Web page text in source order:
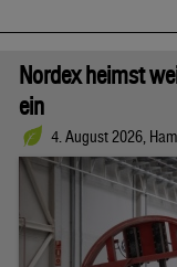
Nordex heimst
ein
4. August 2026,